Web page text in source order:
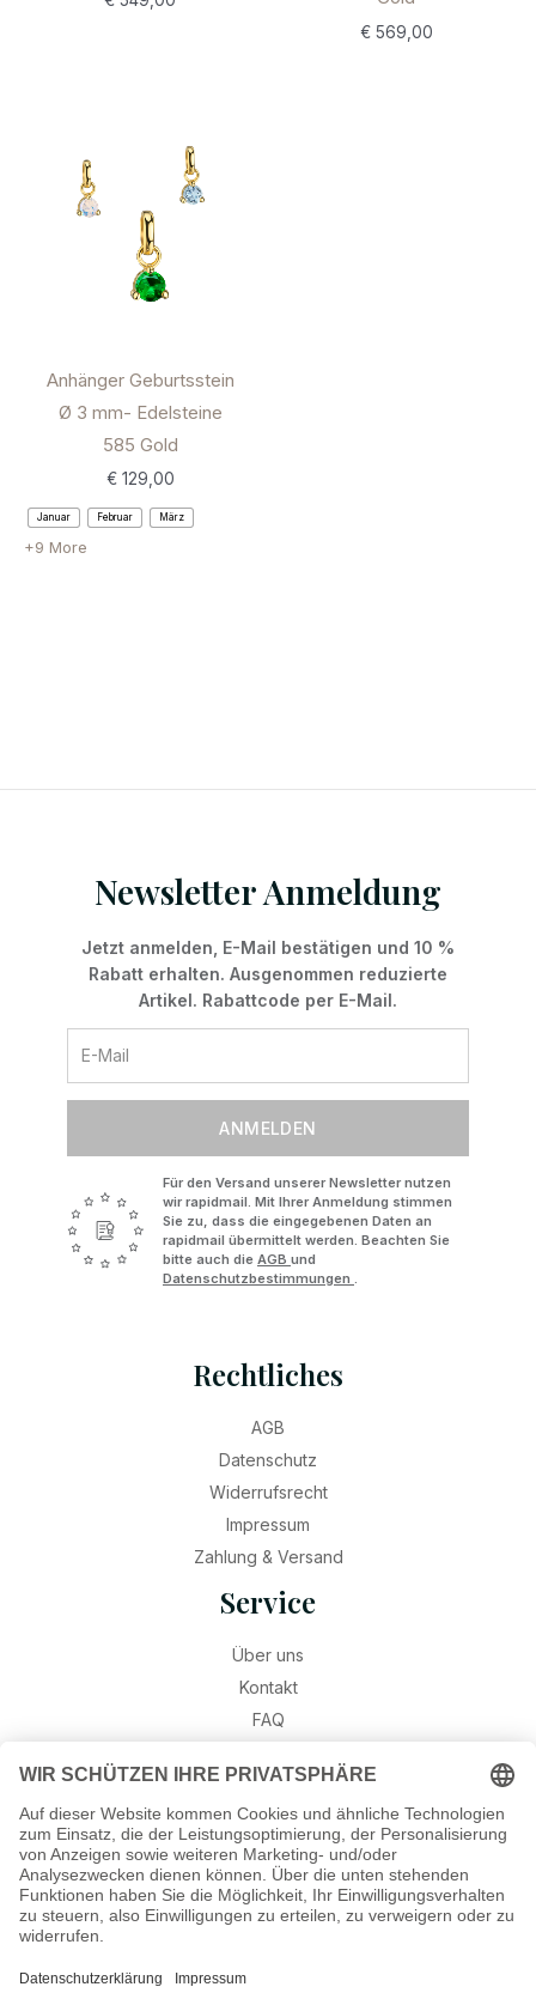
€569,00
Anhänger Geburtsstein
Ø 3 mm- Edelsteine
585 Gold
€129,00
Januar Februar März
+9 More
Newsletter Anmeldung
Jetzt anmelden, E-Mail bestätigen und 10 %
Rabatt erhalten. Ausgenommen reduzierte
Artikel. Rabattcode per E-Mail.
ANMELDEN
Für den Versand unserer Newsletter nutzen
wir rapidmail. Mit Ihrer Anmeldung stimmen
Sie zu, dass die eingegebenen Daten an
rapidmail übermittelt werden. Beachten Sie
bitte auch die AGB und
Datenschutzbestimmungen .
Rechtliches
AGB
Datenschutz
Widerrufsrecht
Impressum
Zahlung & Versand
Service
Über uns
Kontakt
FAQ
Widerruf
Ratgeber
Geburtssteine
Gravur – Schriften & Hinweise